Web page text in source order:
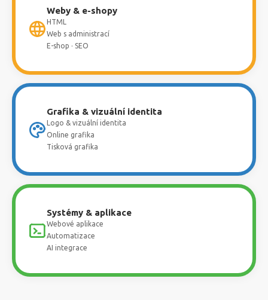
Weby & e-shopy
HTML
Web s administrací
E-shop · SEO
Grafika & vizuální identita
Logo & vizuální identita
Online grafika
Tisková grafika
Systémy & aplikace
Webové aplikace
Automatizace
AI integrace